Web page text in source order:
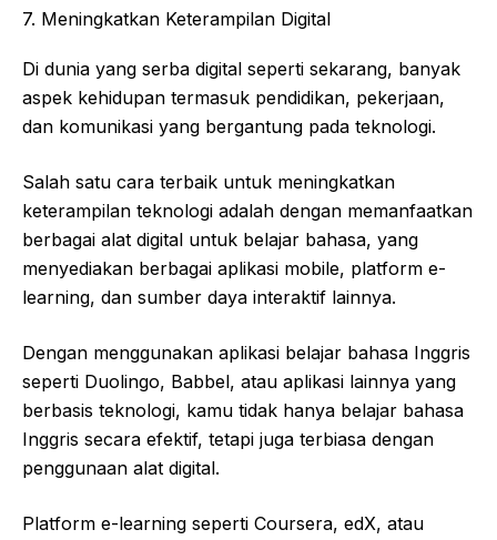
7. Meningkatkan Keterampilan Digital
Di dunia yang serba digital seperti sekarang, banyak
aspek kehidupan termasuk pendidikan, pekerjaan,
dan komunikasi yang bergantung pada teknologi.
Salah satu cara terbaik untuk meningkatkan
keterampilan teknologi adalah dengan memanfaatkan
berbagai alat digital untuk belajar bahasa, yang
menyediakan berbagai aplikasi mobile, platform e-
learning, dan sumber daya interaktif lainnya.
Dengan menggunakan aplikasi belajar bahasa Inggris
seperti Duolingo, Babbel, atau aplikasi lainnya yang
berbasis teknologi, kamu tidak hanya belajar bahasa
Inggris secara efektif, tetapi juga terbiasa dengan
penggunaan alat digital.
Platform e-learning seperti Coursera, edX, atau